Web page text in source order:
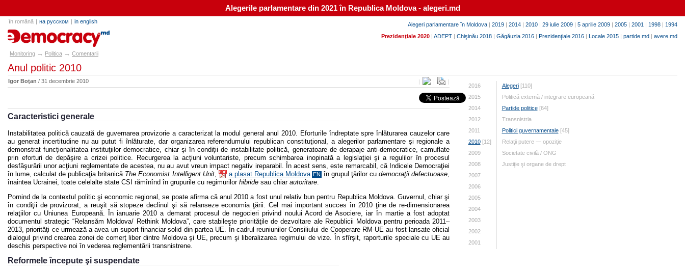
Alegerile parlamentare din 2021 în Republica Moldova - alegeri.md
Alegeri parlamentare în Moldova | 2019 | 2014 | 2010 | 29 iulie 2009 | 5 aprilie 2009 | 2005 | 2001 | 1998 | 1994
Prezidenţiale 2020 | ADEPT | Chişinău 2018 | Găgăuzia 2016 | Prezidenţiale 2016 | Locale 2015 | partide.md | avere.md
în română | на русском | in english
e-democracy.md
Monitoring → Politica → Comentarii
Anul politic 2010
| | |
Igor Boţan / 31 decembrie 2010
Caracteristici generale
Instabilitatea politică cauzată de guvernarea provizorie a caracterizat la modul general anul 2010. Eforturile îndreptate spre înlăturarea cauzelor care
au generat incertitudine nu au putut fi înlăturate, dar organizarea referendumului republican constituţional, a alegerilor parlamentare şi regionale a
demonstrat funcţionalitatea instituţiilor democratice, chiar şi în condiţii de instabilitate politică, generatoare de derapaje anti-democratice, camuflate
prin eforturi de depăşire a crizei politice. Recurgerea la acţiuni voluntariste, precum schimbarea inopinată a legislaţiei şi a regulilor în procesul
desfăşurării unor acţiuni reglementate de acestea, nu au avut vreun impact negativ ireparabil. În acest sens, este remarcabil, că Indicele Democraţiei
în lume, calculat de publicaţia britanică The Economist Intelligent Unit, a plasat Republica Moldova EN în grupul ţărilor cudemocraţii defectuoase
înaintea Ucrainei, toate celelalte state CSI rămînînd în grupurile cu regimurilor hibride sau chiar autoritare
Pornind de la contextul politic şi economic regional, se poate afirma că anul 2010 a fost unul relativ bun pentru Republica Moldova. Guvernul, chiar şi
în condiţii de provizorat, a reuşit să stopeze declinul şi să relanseze economia ţării. Cel mai important succes în 2010 ţine de re-dimensionarea
relaţiilor cu Uniunea Europeană. În ianuarie 2010 a demarat procesul de negocieri privind noului Acord de Asociere, iar în martie a fost adoptat
documentul strategic “Relansăm Moldova/ Rethink Moldova”, care stabileşte priorităţile de dezvoltare ale Republicii Moldova pentru perioada 2011–
2013, priorităţi ce urmează a avea un suport financiar solid din partea UE. În cadrul reuniunilor Consiliului de Cooperare RM-UE au fost lansate oficial
dialogul privind crearea zonei de comerţ liber dintre Moldova şi UE, precum şi liberalizarea regimului de vize. În sfîrşit, raporturile speciale cu UE au
deschis perspective noi în vederea reglementării transnistrene.
Reformele începute şi suspendate
2016
2015
2014
2012
2011
2010[12]
2009
2008
2007
2006
2005
2004
2003
2002
2001
Alegeri[110]
Politică externă / integrare europeană
Partide politice[64]
Transnistria
Politici guvernamentale[45]
Relaţii putere — opoziţie
Societate civilă / ONG
Justiţie şi organe de drept